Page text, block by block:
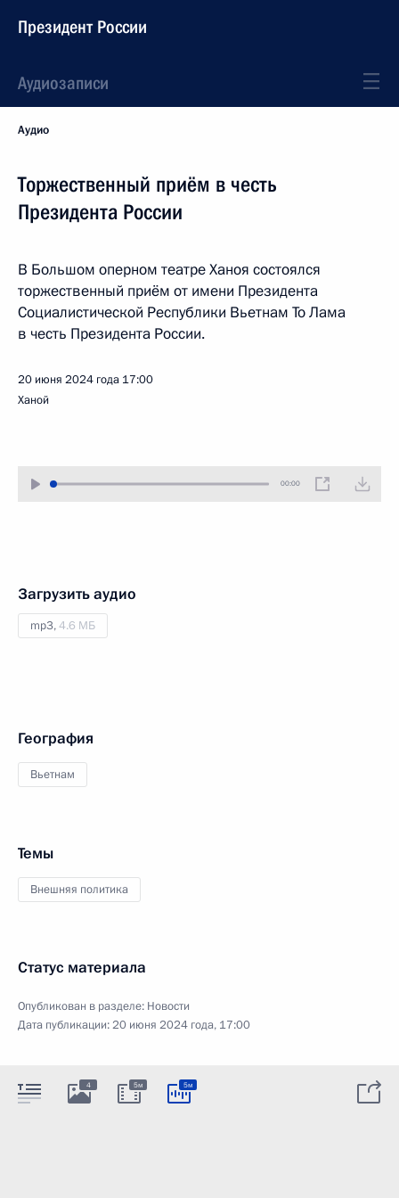
Президент России
Аудиозаписи
Аудио
Торжественный приём в честь
Президента России
В Большом оперном театре Ханоя состоялся
торжественный приём от имени Президента
Социалистической Республики Вьетнам То Лама
в честь Президента России.
20 июня 2024 года 17:00
Ханой
00:00
Загрузить аудио
mp3,4.6 МБ
География
Вьетнам
Темы
Внешняя политика
Статус материала
Опубликован в разделе: Новости
Дата публикации:20 июня 2024 года, 17:00
4 5м 5м